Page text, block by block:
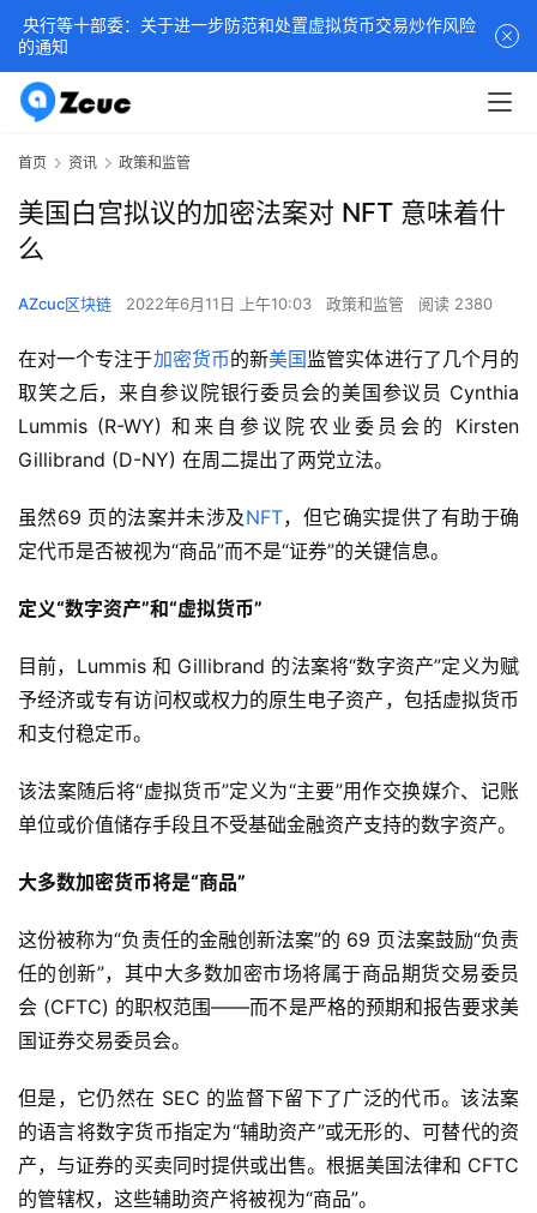
首页 资讯 政策和监管
美国白宫拟议的加密法案对 NFT 意味着什
么
AZcuc区块链 2022年6月11日 上午10:03 政策和监管 阅读 2380
在对一个专注于加密货币的新美国 监管实体进行了几个月的
取笑之后，来自参议院银行委员会的美国参议员 Cynthia
Lummis (R-WY) 和来自参议院农业委员会的 Kirsten
Gillibrand (D-NY) 在周二提出了两党立法。
虽然69 页的法案并未涉及NFT，但它确实提供了有助于确
定代币是否被视为“商品”而不是“证券”的关键信息。
定义“数字资产”和“虚拟货币”
目前，Lummis 和 Gillibrand 的法案将“数字资产”定义为赋
予经济或专有访问权或权力的原生电子资产，包括虚拟货币
和支付稳定币。
该法案随后将“虚拟货币”定义为“主要”用作交换媒介、记账
单位或价值储存手段且不受基础金融资产支持的数字资产。
大多数加密货币将是“商品”
这份被称为“负责任的金融创新法案”的 69 页法案鼓励“负责
任的创新”，其中大多数加密市场将属于商品期货交易委员
会 (CFTC) 的职权范围——而不是严格的预期和报告要求美
国证券交易委员会。
但是，它仍然在 SEC 的监督下留下了广泛的代币。该法案
的语言将数字货币指定为“辅助资产”或无形的、可替代的资
产，与证券的买卖同时提供或出售。根据美国法律和 CFTC
的管辖权，这些辅助资产将被视为“商品”。
央行等十部委：关于进一步防范和处置虚拟货币交易炒作风险
的通知